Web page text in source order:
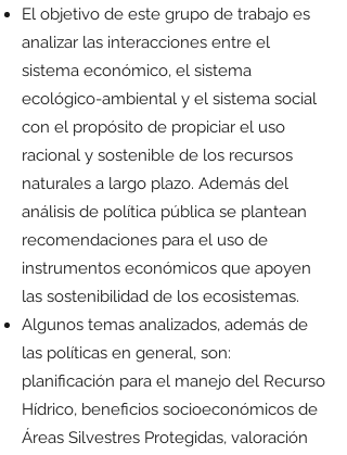
El objetivo de este grupo de trabajo es
analizar las interacciones entre el
sistema económico, el sistema
ecológico-ambiental y el sistema social
con el propósito de propiciar el uso
racional y sostenible de los recursos
naturales a largo plazo. Además del
análisis de política pública se plantean
recomendaciones para el uso de
instrumentos económicos que apoyen
las sostenibilidad de los ecosistemas.
Algunos temas analizados, además de
las políticas en general, son:
planificación para el manejo del Recurso
Hídrico, beneficios socioeconómicos de
Áreas Silvestres Protegidas, valoración